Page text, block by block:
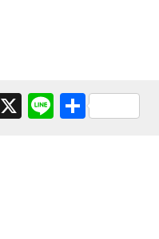
Facebook
X Line共